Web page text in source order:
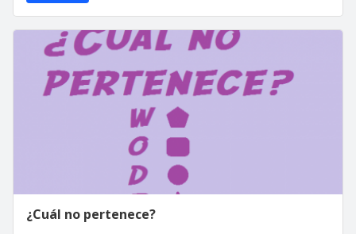
¿Cuál no pertenece?